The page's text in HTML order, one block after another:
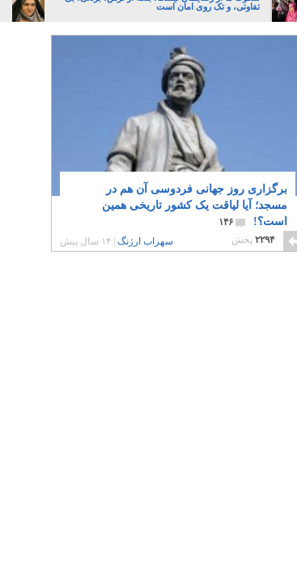
تفاوتی، و تک روی امان است
برگزاری روز جهانی فردوسی آن هم در
مسجد؛ آیا لیاقت یک کشور تاریخی همین
است؟!
۱۴۶
۲۲۹۴ پخش سهراب ارژنگ |۱۴ سال پیش